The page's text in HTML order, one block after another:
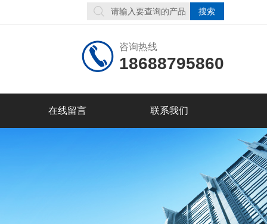
咨询热线
18688795860
在线留言 联系我们